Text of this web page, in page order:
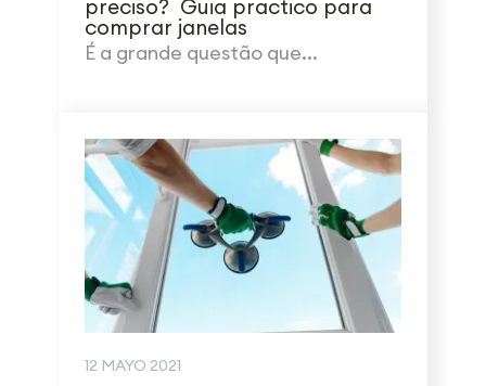
preciso? Guia practico para
comprar janelas
É a grande questão que...
12 MAYO 2021